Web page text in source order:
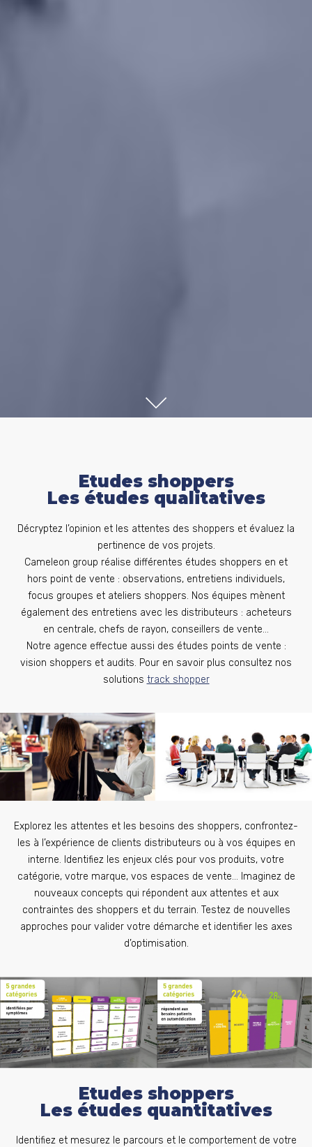
Etudes shoppers
Les études qualitatives
Décryptez l’opinion et les attentes des shoppers et évaluez la
pertinence de vos projets.
Cameleon group réalise différentes études shoppers en et
hors point de vente : observations, entretiens individuels,
focus groupes et ateliers shoppers. Nos équipes mènent
également des entretiens avec les distributeurs : acheteurs
en centrale, chefs de rayon, conseillers de vente…
Notre agence effectue aussi des études points de vente :
vision shoppers et audits. Pour en savoir plus consultez nos
solutions track shopper
Explorez les attentes et les besoins des shoppers, confrontez-
les à l’expérience de clients distributeurs ou à vos équipes en
interne. Identifiez les enjeux clés pour vos produits, votre
catégorie, votre marque, vos espaces de vente… Imaginez de
nouveaux concepts qui répondent aux attentes et aux
contraintes des shoppers et du terrain. Testez de nouvelles
approches pour valider votre démarche et identifier les axes
d’optimisation.
Etudes shoppers
Les études quantitatives
Identifiez et mesurez le parcours et le comportement de votre